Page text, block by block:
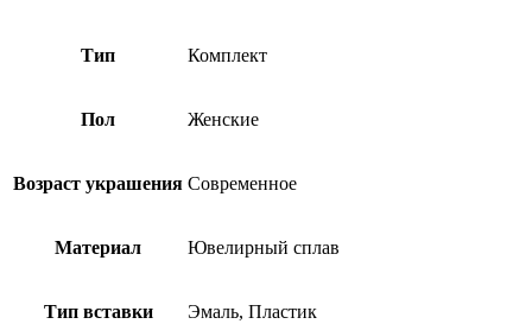
Тип Комплект
Пол Женские
Возраст украшения Современное
Материал Ювелирный сплав
Тип вставки Эмаль, Пластик